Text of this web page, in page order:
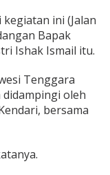
ini (Jalan
Bapak
Ishak Ismail itu.
Tenggara
oleh
bersama